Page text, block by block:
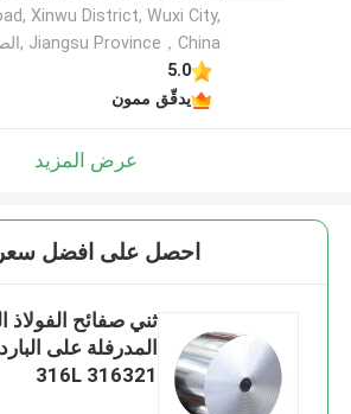
Xinwu District, Wuxi City,
Jiangsu Province，China ,الصين
5.0
يدقّق ممون
عرض المزيد
احصل على افضل
ثني صفائح الفولاذ
316L 316321